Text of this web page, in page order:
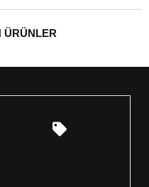
ÜRÜNLER